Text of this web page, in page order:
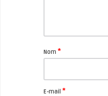
Nom *
E-mail *